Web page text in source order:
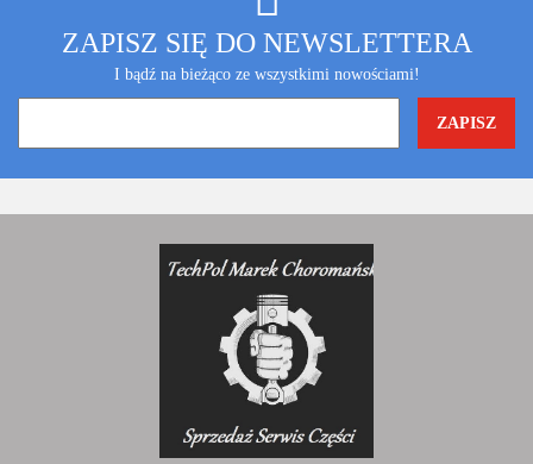
ZAPISZ SIĘ DO NEWSLETTERA
I bądź na bieżąco ze wszystkimi nowościami!